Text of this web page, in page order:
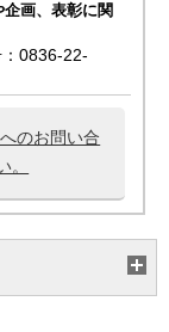
画、表彰に関
0836-22-
のお問い合
。